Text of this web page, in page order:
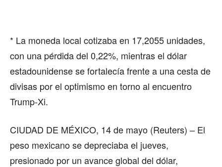
* La moneda local cotizaba en 17,2055 unidades,
con una pérdida del 0,22%, mientras el dólar
estadounidense se fortalecía frente a una cesta de
divisas por el optimismo en torno al encuentro
Trump-Xi.
CIUDAD DE MÉXICO, 14 de mayo (Reuters) – El
peso mexicano se depreciaba el jueves,
presionado por un avance global del dólar,